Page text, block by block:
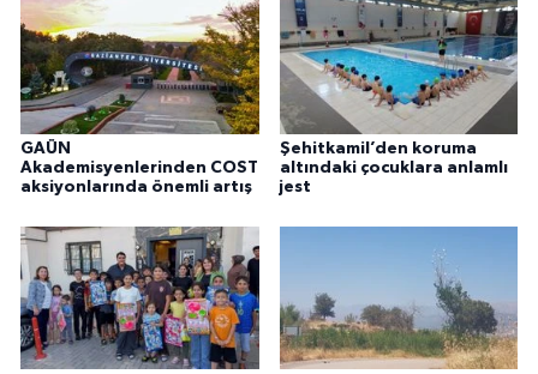
GAÜN
Akademisyenlerinden COST
aksiyonlarında önemli artış
Şehitkamil’den koruma
altındaki çocuklara anlamlı
jest